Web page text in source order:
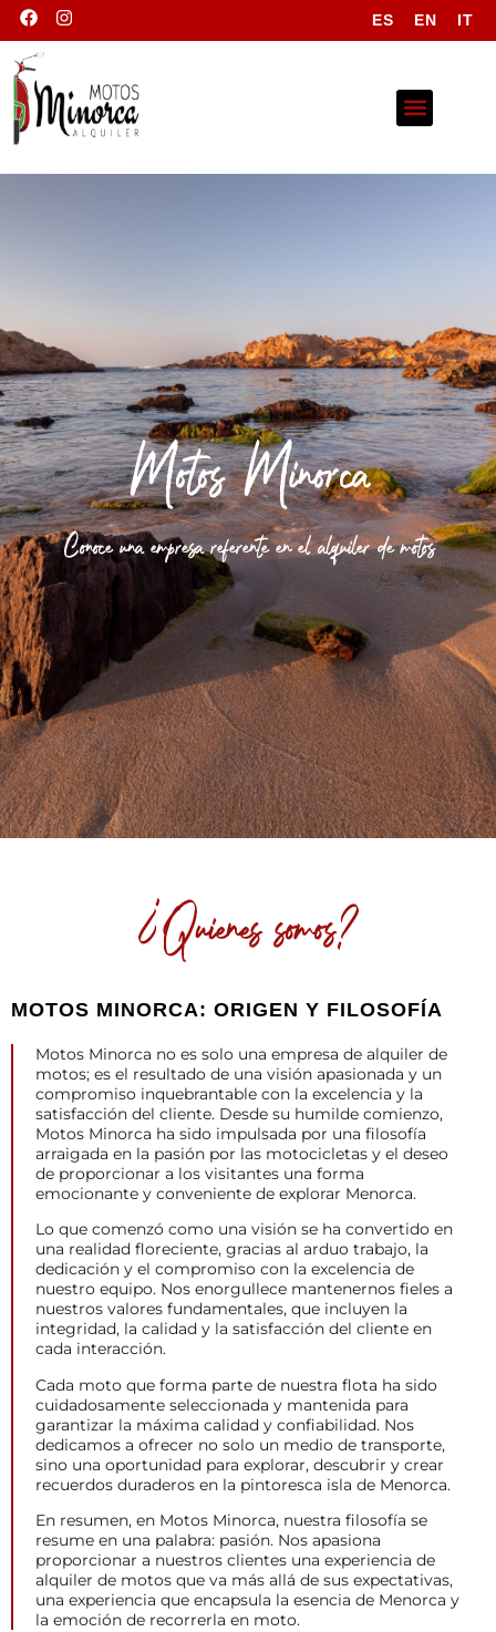
ES EN IT
Motos Minorca
Conoce una empresa referente en el alquiler de motos
¿Quienes somos?
MOTOS MINORCA: ORIGEN Y FILOSOFÍA
Motos Minorca no es solo una empresa de alquiler de
motos; es el resultado de una visión apasionada y un
compromiso inquebrantable con la excelencia y la
satisfacción del cliente. Desde su humilde comienzo,
Motos Minorca ha sido impulsada por una filosofía
arraigada en la pasión por las motocicletas y el deseo
de proporcionar a los visitantes una forma
emocionante y conveniente de explorar Menorca.
Lo que comenzó como una visión se ha convertido en
una realidad floreciente, gracias al arduo trabajo, la
dedicación y el compromiso con la excelencia de
nuestro equipo. Nos enorgullece mantenernos fieles a
nuestros valores fundamentales, que incluyen la
integridad, la calidad y la satisfacción del cliente en
cada interacción.
Cada moto que forma parte de nuestra flota ha sido
cuidadosamente seleccionada y mantenida para
garantizar la máxima calidad y confiabilidad. Nos
dedicamos a ofrecer no solo un medio de transporte,
sino una oportunidad para explorar, descubrir y crear
recuerdos duraderos en la pintoresca isla de Menorca.
En resumen, en Motos Minorca, nuestra filosofía se
resume en una palabra: pasión. Nos apasiona
proporcionar a nuestros clientes una experiencia de
alquiler de motos que va más allá de sus expectativas,
una experiencia que encapsula la esencia de Menorca y
la emoción de recorrerla en moto.